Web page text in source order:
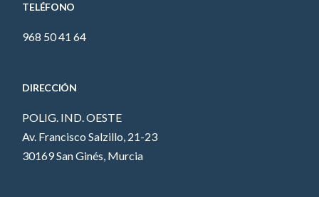
TELÉFONO
968 50 41 64
DIRECCIÓN
POLIG. IND. OESTE
Av. Francisco Salzillo, 21-23
30169 San Ginés, Murcia